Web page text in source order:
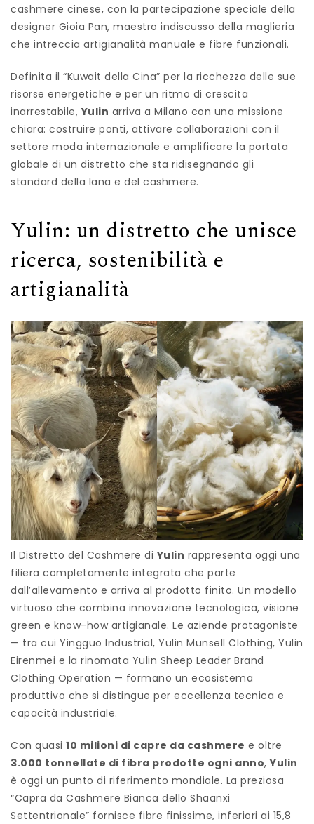
cashmere cinese, con la partecipazione speciale della
designer Gioia Pan, maestro indiscusso della maglieria
che intreccia artigianalità manuale e fibre funzionali.
Definita il “Kuwait della Cina” per la ricchezza delle sue
risorse energetiche e per un ritmo di crescita
inarrestabile,Yulin arriva a Milano con una missione
chiara: costruire ponti, attivare collaborazioni con il
settore moda internazionale e amplificare la portata
globale di un distretto che sta ridisegnando gli
standard della lana e del cashmere.
Yulin: un distretto che unisce
ricerca, sostenibilità e
artigianalità
Il Distretto del Cashmere diYulin rappresenta oggi una
filiera completamente integrata che parte
dall’allevamento e arriva al prodotto finito. Un modello
virtuoso che combina innovazione tecnologica, visione
green e know-how artigianale. Le aziende protagoniste
— tra cui Yingguo Industrial, Yulin Munsell Clothing, Yulin
Eirenmei e la rinomata Yulin Sheep Leader Brand
Clothing Operation — formano un ecosistema
produttivo che si distingue per eccellenza tecnica e
capacità industriale.
Con quasi 10 milioni di capre da cashmere e oltre
3.000 tonnellate di fibra prodotte ogni anno,Yulin
è oggi un punto di riferimento mondiale. La preziosa
“Capra da Cashmere Bianca dello Shaanxi
Settentrionale” fornisce fibre finissime, inferiori ai 15,8